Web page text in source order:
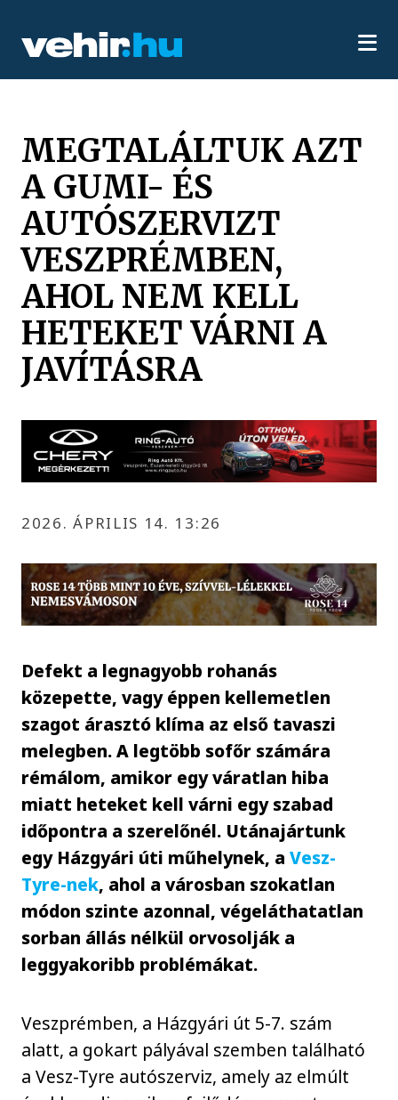
MEGTALÁLTUK AZT
A GUMI- ÉS
AUTÓSZERVIZT
VESZPRÉMBEN,
AHOL NEM KELL
HETEKET VÁRNI A
JAVÍTÁSRA
2026. ÁPRILIS 14. 13:26
Defekt a legnagyobb rohanás
közepette, vagy éppen kellemetlen
szagot árasztó klíma az első tavaszi
melegben. A legtöbb sofőr számára
rémálom, amikor egy váratlan hiba
miatt heteket kell várni egy szabad
időpontra a szerelőnél. Utánajártunk
egy Házgyári úti műhelynek, aVesz-
Tyre-nek, ahol a városban szokatlan
módon szinte azonnal, végeláthatatlan
sorban állás nélkül orvosolják a
leggyakoribb problémákat.
Veszprémben, a Házgyári út 5-7. szám
alatt, a gokart pályával szemben található
a Vesz-Tyre autószerviz, amely az elmúlt